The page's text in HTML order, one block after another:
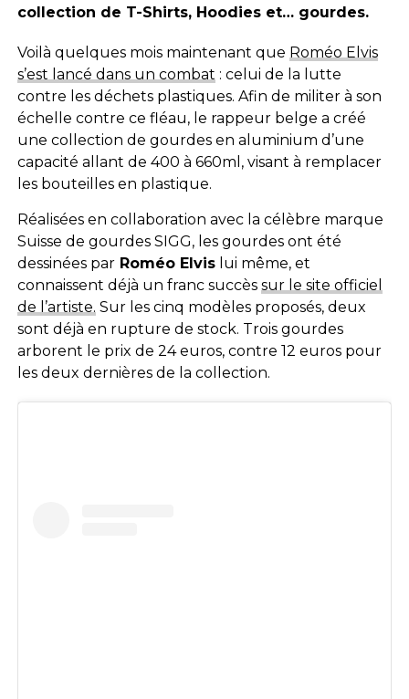
collection de T-Shirts, Hoodies et… gourdes.
Voilà quelques mois maintenant que Roméo Elvis
s’est lancé dans un combat : celui de la lutte
contre les déchets plastiques. Afin de militer à son
échelle contre ce fléau, le rappeur belge a créé
une collection de gourdes en aluminium d’une
capacité allant de 400 à 660ml, visant à remplacer
les bouteilles en plastique.
Réalisées en collaboration avec la célèbre marque
Suisse de gourdes SIGG, les gourdes ont été
dessinées parRoméo Elvislui même, et
connaissent déjà un franc succès sur le site officiel
de l’artiste. Sur les cinq modèles proposés, deux
sont déjà en rupture de stock. Trois gourdes
arborent le prix de 24 euros, contre 12 euros pour
les deux dernières de la collection.